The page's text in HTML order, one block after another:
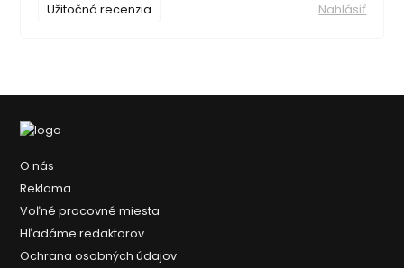
Užitočná recenzia Nahlásiť
O nás
Reklama
Voľné pracovné miesta
Hľadáme redaktorov
Ochrana osobných údajov